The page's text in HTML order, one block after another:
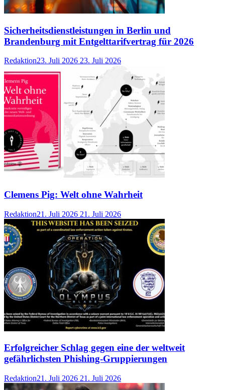
Sicherheitsdienstleistungen in Berlin und
Brandenburg mit Entgelttarifvertrag für 2026
Redaktion23. Juli 2026 23. Juli 2026
Clemens Pig: Welt ohne Wahrheit
Redaktion21. Juli 2026 21. Juli 2026
Erfolgreicher Schlag gegen eine der weltweit
gefährlichsten Phishing-Gruppierungen
Redaktion21. Juli 2026 21. Juli 2026